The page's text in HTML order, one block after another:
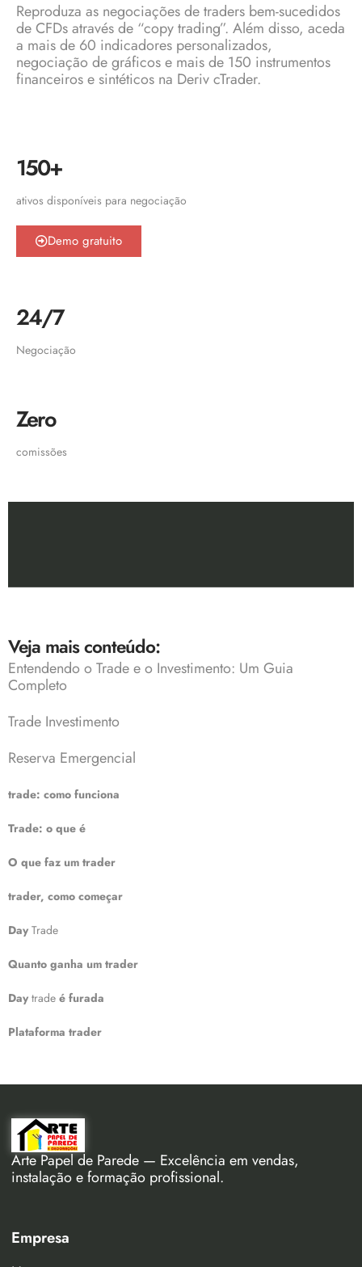
Reproduza as negociações de traders bem-sucedidos
de CFDs através de “copy trading”. Além disso, aceda
a mais de 60 indicadores personalizados,
negociação de gráficos e mais de 150 instrumentos
financeiros e sintéticos na Deriv cTrader.
150+
ativos disponíveis para negociação
Demo gratuito
24/7
Negociação
Zero
comissões
Veja mais conteúdo:
Entendendo o Trade e o Investimento: Um Guia
Completo
Trade Investimento
Reserva Emergencial
trade: como funciona
Trade: o que é
O que faz um trader
trader, como começar
Day Trade
Quanto ganha um trader
Day trade é furada
Plataforma trader
Arte Papel de Parede — Excelência em vendas,
instalação e formação profissional.
Empresa